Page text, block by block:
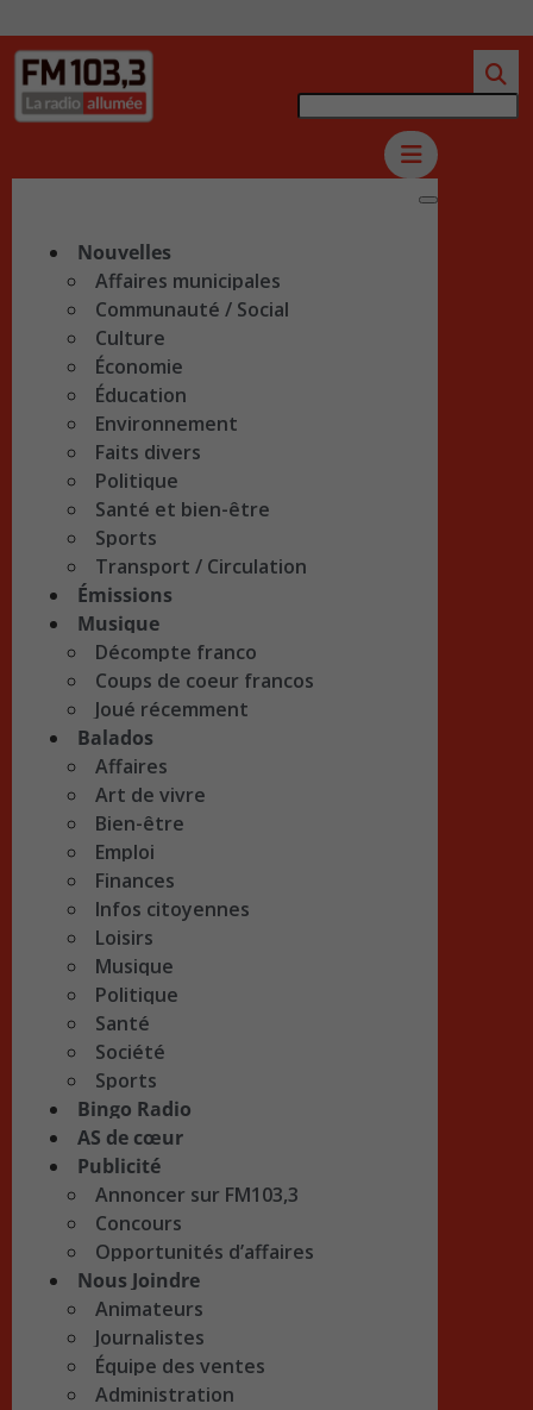
Nouvelles
Affaires municipales
Communauté / Social
Culture
Économie
Éducation
Environnement
Faits divers
Politique
Santé et bien-être
Sports
Transport / Circulation
Émissions
Musique
Décompte franco
Coups de coeur francos
Joué récemment
Balados
Affaires
Art de vivre
Bien-être
Emploi
Finances
Infos citoyennes
Loisirs
Musique
Politique
Santé
Société
Sports
Bingo Radio
AS de cœur
Publicité
Annoncer sur FM103,3
Concours
Opportunités d’affaires
Nous Joindre
Animateurs
Journalistes
Équipe des ventes
Administration